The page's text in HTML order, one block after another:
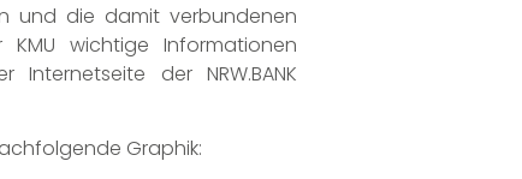
und die damit verbundenen
wichtige Informationen
der NRW.BANK
Graphik: